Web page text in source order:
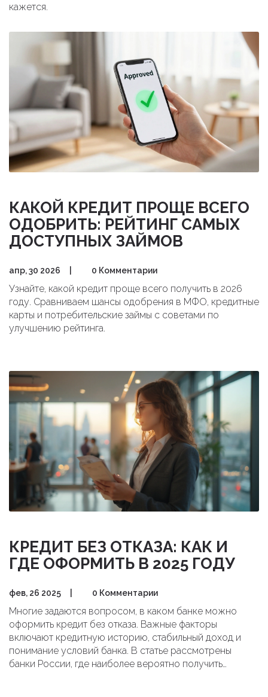
кажется.
КАКОЙ КРЕДИТ ПРОЩЕ ВСЕГО
ОДОБРИТЬ: РЕЙТИНГ САМЫХ
ДОСТУПНЫХ ЗАЙМОВ
апр, 30 2026 0 Комментарии
Узнайте, какой кредит проще всего получить в 2026
году. Сравниваем шансы одобрения в МФО, кредитные
карты и потребительские займы с советами по
улучшению рейтинга.
КРЕДИТ БЕЗ ОТКАЗА: КАК И
ГДЕ ОФОРМИТЬ В 2025 ГОДУ
фев, 26 2025 0 Комментарии
Многие задаются вопросом, в каком банке можно
оформить кредит без отказа. Важные факторы
включают кредитную историю, стабильный доход и
понимание условий банка. В статье рассмотрены
банки России, где наиболее вероятно получить